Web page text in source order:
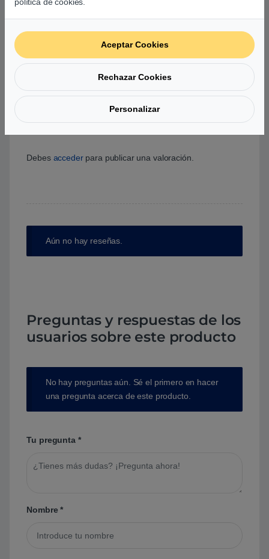
0
Debes accederpara publicar una valoración.
Aún no hay reseñas.
Preguntas y respuestas de los
usuarios sobre este producto
No hay preguntas aún. Sé el primero en hacer
una pregunta acerca de este producto.
Tu pregunta *
Nombre*
Aceptar Cookies
Rechazar Cookies
Personalizar